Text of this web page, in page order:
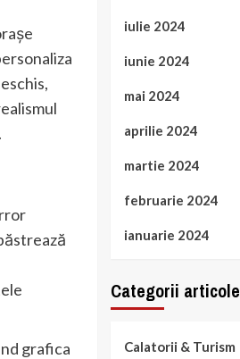
grafica
iulie 2024
iunie 2024
mai 2024
aprilie 2024
martie 2024
februarie 2024
ianuarie 2024
Categorii articole
Calatorii & Turism